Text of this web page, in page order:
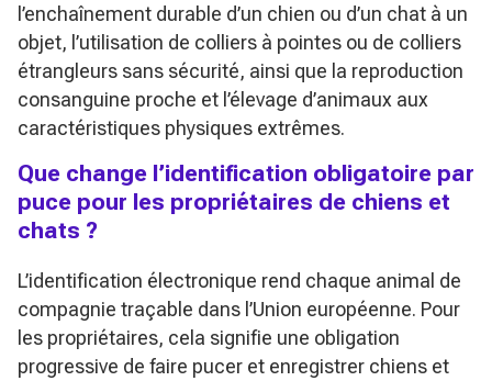
l’enchaînement durable d’un chien ou d’un chat à un
objet, l’utilisation de colliers à pointes ou de colliers
étrangleurs sans sécurité, ainsi que la reproduction
consanguine proche et l’élevage d’animaux aux
caractéristiques physiques extrêmes.
Que change l’identification obligatoire par
puce pour les propriétaires de chiens et
chats ?
L’identification électronique rend chaque animal de
compagnie traçable dans l’Union européenne. Pour
les propriétaires, cela signifie une obligation
progressive de faire pucer et enregistrer chiens et